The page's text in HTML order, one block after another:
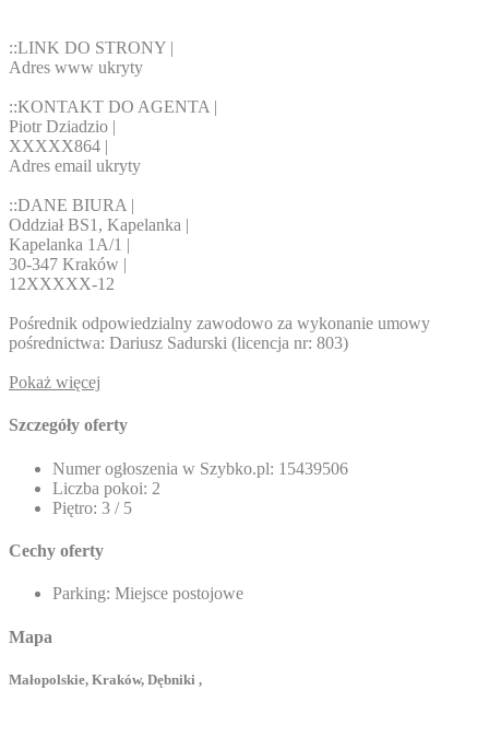
::LINK DO STRONY |
Adres www ukryty
::KONTAKT DO AGENTA |
Piotr Dziadzio |
XXXXX864 |
Adres email ukryty
::DANE BIURA |
Oddział BS1, Kapelanka |
Kapelanka 1A/1 |
30-347 Kraków |
12XXXXX-12
Pośrednik odpowiedzialny zawodowo za wykonanie umowy
pośrednictwa: Dariusz Sadurski (licencja nr: 803)
Pokaż więcej
Szczegóły oferty
Numer ogłoszenia w Szybko.pl: 15439506
Liczba pokoi: 2
Piętro: 3 / 5
Cechy oferty
Parking: Miejsce postojowe
Mapa
Małopolskie, Kraków, Dębniki ,